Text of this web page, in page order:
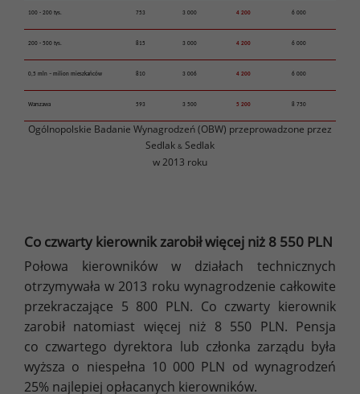
100 - 200 tys. 753 3 000 4 200 6 000
200 - 500 tys. 815 3 000 4 200 6 000
0,5 mln – milion mieszkańców 810 3 006 4 200 6 000
Warszawa 593 3 500 5 200 8 750
Ogólnopolskie Badanie Wynagrodzeń (OBW) przeprowadzone przez
Sedlak & Sedlak
w 2013 roku
Co czwarty kierownik zarobił więcej niż 8 550 PLN
Połowa kierowników w działach technicznych
otrzymywała w 2013 roku wynagrodzenie całkowite
przekraczające 5 800 PLN. Co czwarty kierownik
zarobił natomiast więcej niż 8 550 PLN. Pensja
co czwartego dyrektora lub członka zarządu była
wyższa o niespełna 10 000 PLN od wynagrodzeń
25% najlepiej opłacanych kierowników.